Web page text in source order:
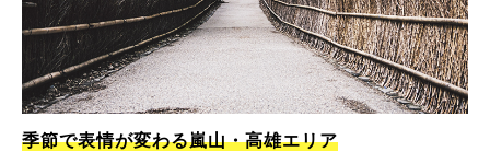
季節で表情が変わる嵐山・高雄エリア